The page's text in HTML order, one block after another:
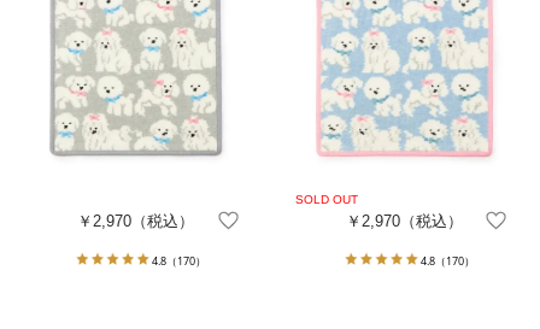
￥2,970 （税込）
4.8 （170）
￥2,970（税込）
4.8（170）